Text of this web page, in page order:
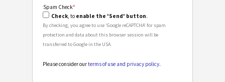
Spam Check*
Check, to enable the 'Send' button.
By checking, you agree to use 'Google reCAPTCHA' for spam
protection and data about this browser session will be
transferred to Google in the USA.
Please consider ourterms of use and privacy policy.